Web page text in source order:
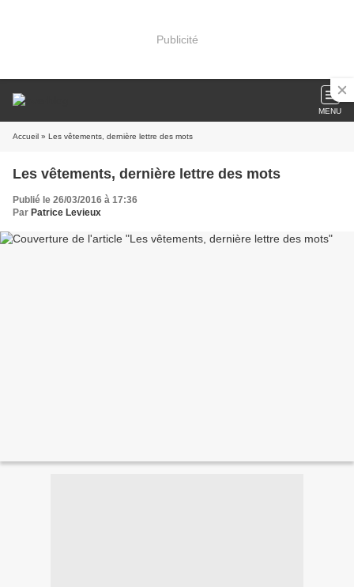
Publicité
MENU
Accueil » Les vêtements, dernière lettre des mots
Les vêtements, dernière lettre des mots
Publié le 26/03/2016 à 17:36
Par Patrice Levieux